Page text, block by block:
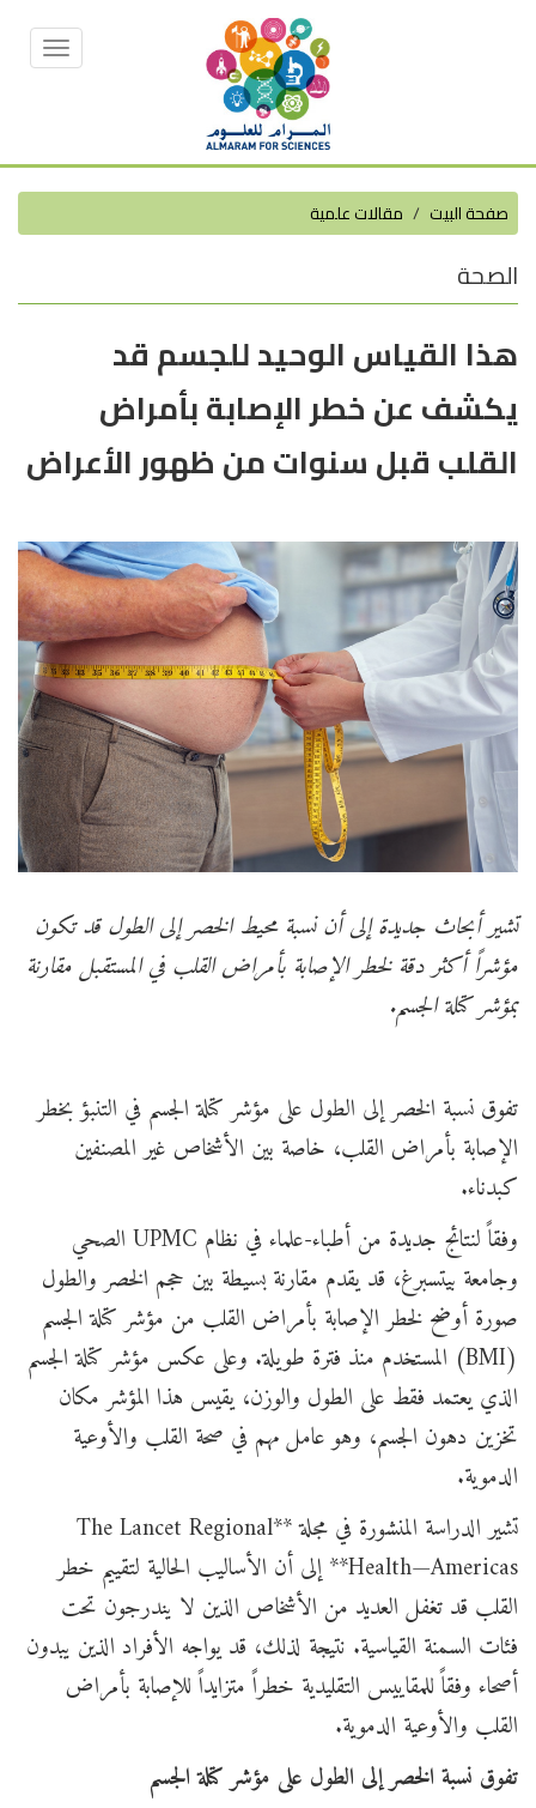
Toggle
صفحة البيت مقالات علمية
الصحة
هذا القياس الوحيد للجسم قد
يكشف عن خطر الإصابة بأمراض
القلب قبل سنوات من ظهور الأعراض
تشير أبحاث جديدة إلى أن نسبة محيط الخصر إلى الطول قد تكون
مؤشراً أكثر دقة لخطر الإصابة بأمراض القلب في المستقبل مقارنة
بمؤشر كتلة الجسم.
تفوق نسبة الخصر إلى الطول على مؤشر كتلة الجسم في التنبؤ بخطر
الإصابة بأمراض القلب، خاصة بين الأشخاص غير المصنفين
كبدناء.
وفقاً لنتائج جديدة من أطباء-علماء في نظام UPMC الصحي
وجامعة بيتسبرغ، قد يقدم مقارنة بسيطة بين حجم الخصر والطول
صورة أوضح لخطر الإصابة بأمراض القلب من مؤشر كتلة الجسم
(BMI) المستخدم منذ فترة طويلة. وعلى عكس مؤشر كتلة الجسم
الذي يعتمد فقط على الطول والوزن، يقيس هذا المؤشر مكان
تخزين دهون الجسم، وهو عامل مهم في صحة القلب والأوعية
الدموية.
تشير الدراسة المنشورة في مجلة **The Lancet Regional
Health—Americas** إلى أن الأساليب الحالية لتقييم خطر
القلب قد تغفل العديد من الأشخاص الذين لا يندرجون تحت
فئات السمنة القياسية. نتيجة لذلك، قد يواجه الأفراد الذين يبدون
أصحاء وفقاً للمقاييس التقليدية خطراً متزايداً للإصابة بأمراض
القلب والأوعية الدموية.
تفوق نسبة الخصر إلى الطول على مؤشر كتلة الجسم